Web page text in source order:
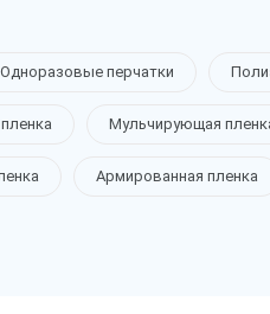
Одноразовые перчатки
Мульчирующая
Армированная пленка